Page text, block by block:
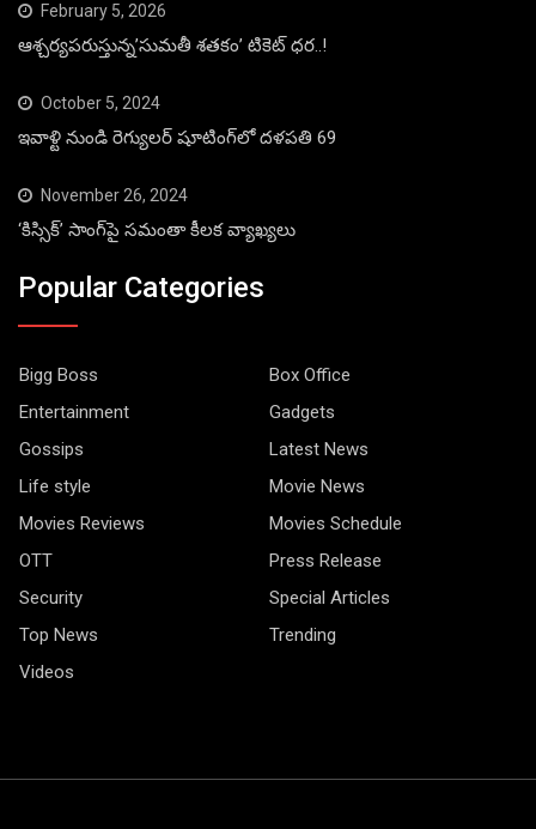
February 5, 2026
ఆశ్చర్యపరుస్తున్న’సుమతీ శతకం’ టికెట్ ధర..!
October 5, 2024
ఇవాళ్టి నుండి రెగ్యులర్ షూటింగ్‌లో దళపతి 69
November 26, 2024
‘కిస్సిక్’ సాంగ్‌పై సమంతా కీలక వ్యాఖ్యలు
Popular Categories
Bigg Boss
Box Office
Entertainment
Gadgets
Gossips
Latest News
Life style
Movie News
Movies Reviews
Movies Schedule
OTT
Press Release
Security
Special Articles
Top News
Trending
Videos